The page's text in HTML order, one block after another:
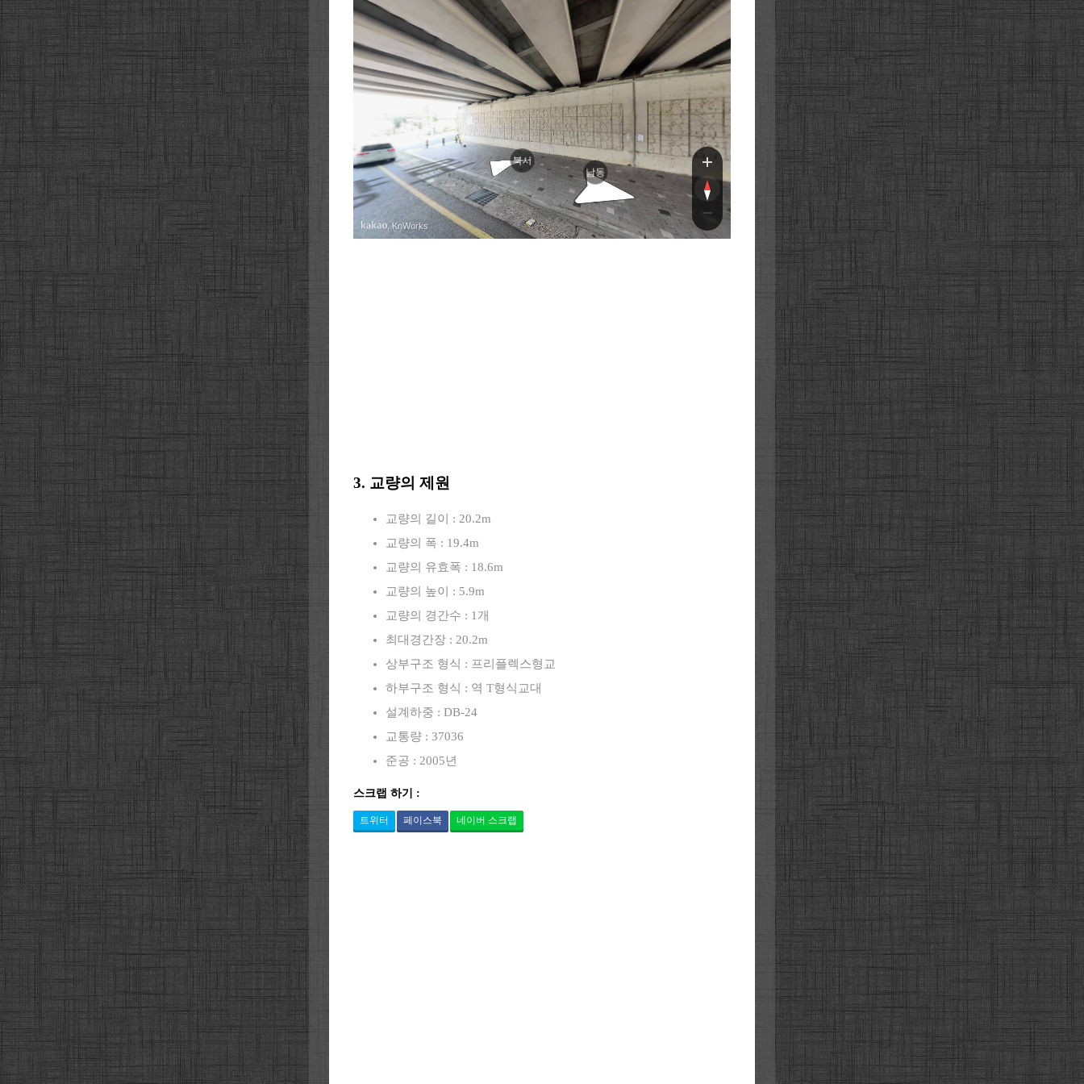
북서
남동
, KnWorks
3. 교량의 제원
교량의 길이 : 20.2m
교량의 폭 : 19.4m
교량의 유효폭 : 18.6m
교량의 높이 : 5.9m
교량의 경간수 : 1개
최대경간장 : 20.2m
상부구조 형식 : 프리플렉스형교
하부구조 형식 : 역 T형식교대
설계하중 : DB-24
교통량 : 37036
준공 : 2005년
스크랩 하기 :
트위터 페이스북 네이버 스크랩